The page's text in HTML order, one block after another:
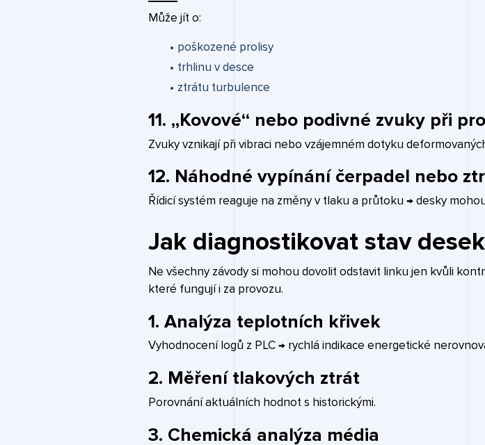
Může jít o:
poškozené prolisy
trhlinu v desce
ztrátu turbulence
11. „Kovové“ nebo podivné zvuky při
Zvuky vznikají při vibraci nebo vzájemném dotyku
12. Náhodné vypínání čerpadel nebo
Řídicí systém reaguje na změny v tlaku a průtoku → desky
Jak diagnostikovat stav
Ne všechny závody si mohou dovolit odstavit linku jen kvůli
které fungují i za provozu.
1. Analýza teplotních křivek
Vyhodnocení logů z PLC → rychlá indikace energetické
2. Měření tlakových ztrát
Porovnání aktuálních hodnot s historickými.
3. Chemická analýza média